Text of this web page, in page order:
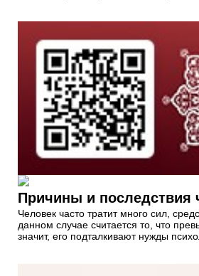
Причины и последствия
Человек часто тратит много сил,
данном случае считается то, что
значит, его подталкивают нужды